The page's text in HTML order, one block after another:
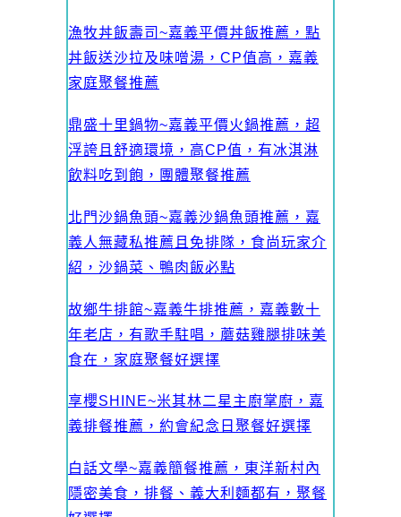
漁牧丼飯壽司~嘉義平價丼飯推薦，點
丼飯送沙拉及味噌湯，CP值高，嘉義
家庭聚餐推薦
鼎盛十里鍋物~嘉義平價火鍋推薦，超
浮誇且舒適環境，高CP值，有冰淇淋
飲料吃到飽，團體聚餐推薦
北門沙鍋魚頭~嘉義沙鍋魚頭推薦，嘉
義人無藏私推薦且免排隊，食尚玩家介
紹，沙鍋菜、鴨肉飯必點
故鄉牛排館~嘉義牛排推薦，嘉義數十
年老店，有歌手駐唱，蘑菇雞腿排味美
食在，家庭聚餐好選擇
享櫻SHINE~米其林二星主廚掌廚，嘉
義排餐推薦，約會紀念日聚餐好選擇
白話文學~嘉義簡餐推薦，東洋新村內
隱密美食，排餐、義大利麵都有，聚餐